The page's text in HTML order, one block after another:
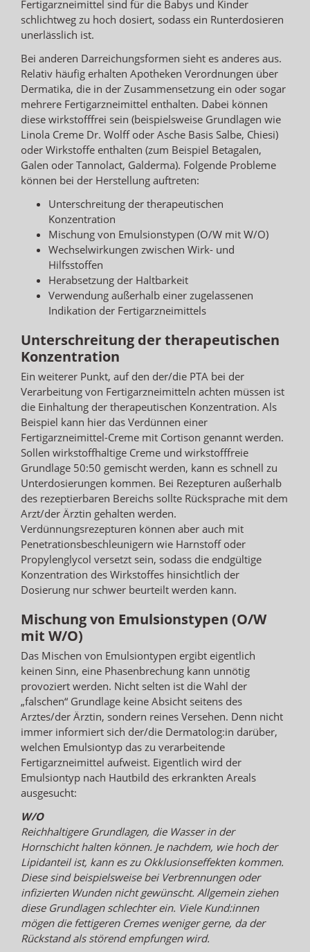
Fertigarzneimittel sind für die Babys und Kinder
schlichtweg zu hoch dosiert, sodass ein Runterdosieren
unerlässlich ist.
Bei anderen Darreichungsformen sieht es anderes aus.
Relativ häufig erhalten Apotheken Verordnungen über
Dermatika, die in der Zusammensetzung ein oder sogar
mehrere Fertigarzneimittel enthalten. Dabei können
diese wirkstofffrei sein (beispielsweise Grundlagen wie
Linola Creme Dr. Wolff oder Asche Basis Salbe, Chiesi)
oder Wirkstoffe enthalten (zum Beispiel Betagalen,
Galen oder Tannolact, Galderma). Folgende Probleme
können bei der Herstellung auftreten:
Unterschreitung der therapeutischen
Konzentration
Mischung von Emulsionstypen (O/W mit W/O)
Wechselwirkungen zwischen Wirk- und
Hilfsstoffen
Herabsetzung der Haltbarkeit
Verwendung außerhalb einer zugelassenen
Indikation der Fertigarzneimittels
Unterschreitung der therapeutischen
Konzentration
Ein weiterer Punkt, auf den der/die PTA bei der
Verarbeitung von Fertigarzneimitteln achten müssen ist
die Einhaltung der therapeutischen Konzentration. Als
Beispiel kann hier das Verdünnen einer
Fertigarzneimittel-Creme mit Cortison genannt werden.
Sollen wirkstoffhaltige Creme und wirkstofffreie
Grundlage 50:50 gemischt werden, kann es schnell zu
Unterdosierungen kommen. Bei Rezepturen außerhalb
des rezeptierbaren Bereichs sollte Rücksprache mit dem
Arzt/der Ärztin gehalten werden.
Verdünnungsrezepturen können aber auch mit
Penetrationsbeschleunigern wie Harnstoff oder
Propylenglycol versetzt sein, sodass die endgültige
Konzentration des Wirkstoffes hinsichtlich der
Dosierung nur schwer beurteilt werden kann.
Mischung von Emulsionstypen (O/W
mit W/O)
Das Mischen von Emulsiontypen ergibt eigentlich
keinen Sinn, eine Phasenbrechung kann unnötig
provoziert werden. Nicht selten ist die Wahl der
„falschen“ Grundlage keine Absicht seitens des
Arztes/der Ärztin, sondern reines Versehen. Denn nicht
immer informiert sich der/die Dermatolog:in darüber,
welchen Emulsiontyp das zu verarbeitende
Fertigarzneimittel aufweist. Eigentlich wird der
Emulsiontyp nach Hautbild des erkrankten Areals
ausgesucht:
W/O
Reichhaltigere Grundlagen, die Wasser in der
Hornschicht halten können. Je nachdem, wie hoch der
Lipidanteil ist, kann es zu Okklusionseffekten kommen.
Diese sind beispielsweise bei Verbrennungen oder
infizierten Wunden nicht gewünscht. Allgemein ziehen
diese Grundlagen schlechter ein. Viele Kund:innen
mögen die fettigeren Cremes weniger gerne, da der
Rückstand als störend empfungen wird.